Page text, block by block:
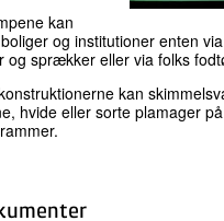
kan
og institutioner enten
og sprækker eller via folks
kan
hvide eller sorte plamager